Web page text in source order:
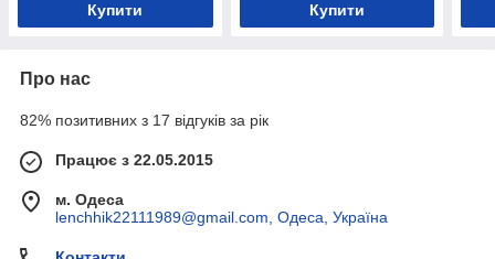
Купити Купити
Про нас
82% позитивних з 17 відгуків за рік
Працює з 22.05.2015
м. Одеса
lenchhik22111989@gmail.com, Одеса, Україна